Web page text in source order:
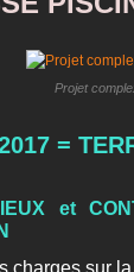
Projet
=
et
charges sur